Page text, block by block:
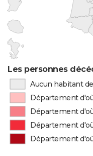
Les personnes
Aucun habitant
Département
Département
Département
Département